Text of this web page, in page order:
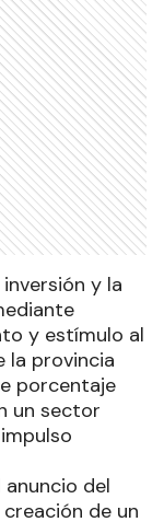
y la
y estímulo al
la provincia
porcentaje
un sector
del
de un